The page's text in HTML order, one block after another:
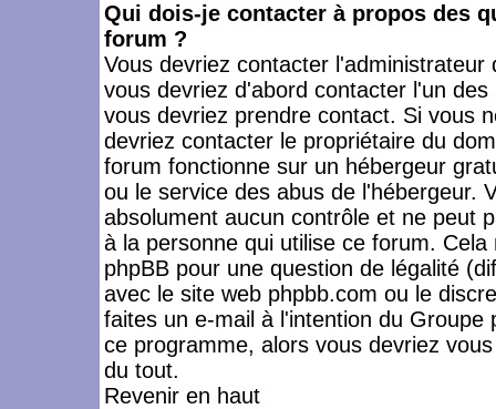
Qui dois-je contacter à propos des
forum ?
Vous devriez contacter
vous devriez d'abord contacter l'un
vous devriez prendre contact. Si vous
devriez contacter le propriétaire du
forum fonctionne sur un hébergeur
ou le service des abus de l'hébergeur.
absolument aucun contrôle et ne peut
à la personne qui utilise ce forum.
phpBB pour une question de légalité
avec le site web phpbb.com ou le
faites un e-mail à l'intention du
ce programme, alors vous devriez
du tout.
Revenir en haut